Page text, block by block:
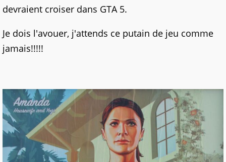
devraient croiser dans GTA 5.
Je dois l'avouer, j'attends ce putain de jeu comme
jamais!!!!!